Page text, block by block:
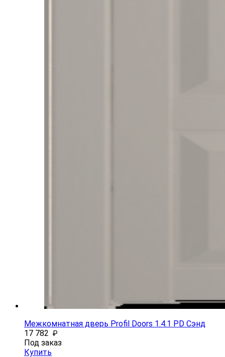
Межкомнатная дверь Profil Doors 1.4.1 PD Сэнд
17 782 ₽
Под заказ
Купить